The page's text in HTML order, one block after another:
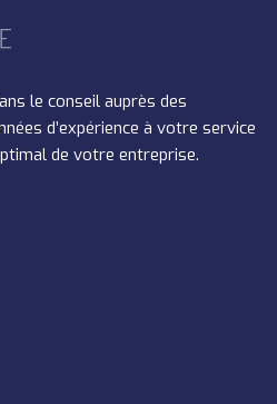
le conseil auprès des
d’expérience à votre service
de votre entreprise.